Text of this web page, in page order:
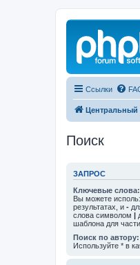
Ссылки
Центральный
Поиск
ЗАПРОС
Ключевые слова:
Вы можете
результатах, и -
слова символом |
шаблона для
Поиск по автору:
Используйте * в